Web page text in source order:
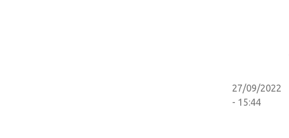
27/09/2022
- 15:44